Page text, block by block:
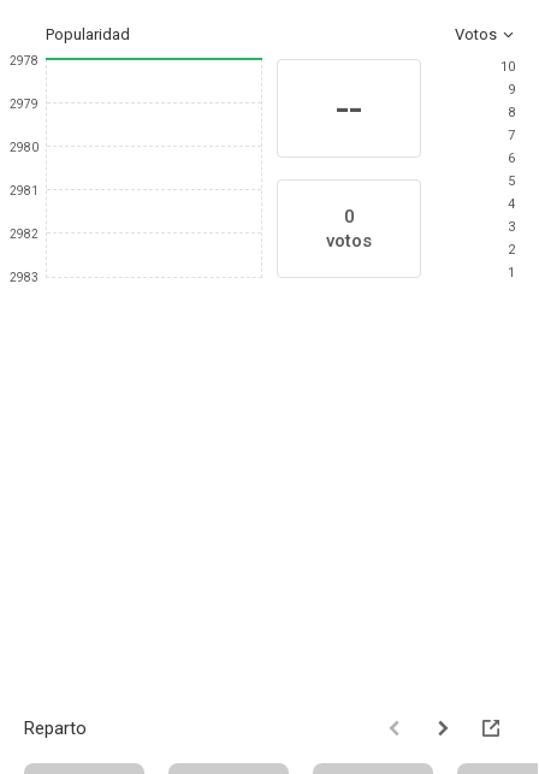
Popularidad Votos
2978
2979
2980
2981
2982
2983
--
0
votos
10
9
8
7
6
5
4
3
2
1
Reparto